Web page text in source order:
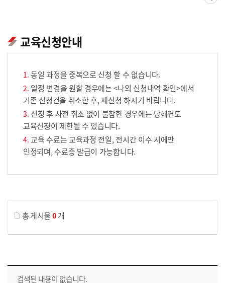
교육신청안내
동일 과정을 중복으로 신청 할 수 없습니다.
일정 변경을 원할 경우에는 <나의 신청내역 확인>에서
기존 신청건을 취소한 후, 재신청 하시기 바랍니다.
신청 후 사전 취소 없이 불참한 경우에는 당해연도
교육신청이 제한될 수 있습니다.
교육 수료는 교육과정 전일, 전시간 이수 시에만
인정되며, 수료증 발급이 가능합니다.
총 게시물0개
교육신청 목록을 나타낸 표로 회차, 지역, 접수기간, 교육기간, 교육장소, 신청인원/모집인원, 상태로 나뉘어 설명합니다.
검색된 내용이 없습니다.